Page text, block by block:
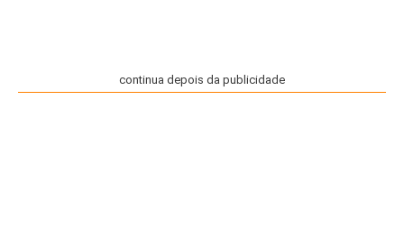
continua depois da publicidade